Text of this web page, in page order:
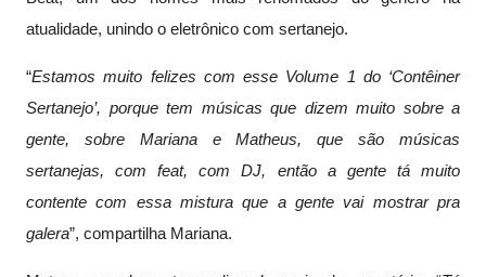
atualidade, unindo o eletrônico com sertanejo.
“Estamos muito felizes com esse Volume 1 do ‘Contêiner
Sertanejo’, porque tem músicas que dizem muito sobre a
gente, sobre Mariana e Matheus, que são músicas
sertanejas, com feat, com DJ, então a gente tá muito
contente com essa mistura que a gente vai mostrar pra
galera”, compartilha Mariana.